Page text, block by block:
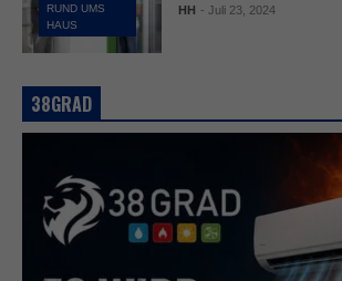
RUND UMS
HAUS
HH - Juli 23, 2024
38GRAD